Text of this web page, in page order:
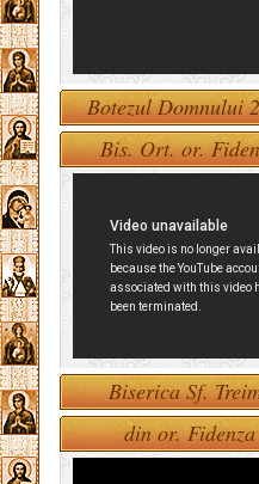
Botezul Domnului
Bis. Ort. or.
Biserica Sf.
din or. Fidenza